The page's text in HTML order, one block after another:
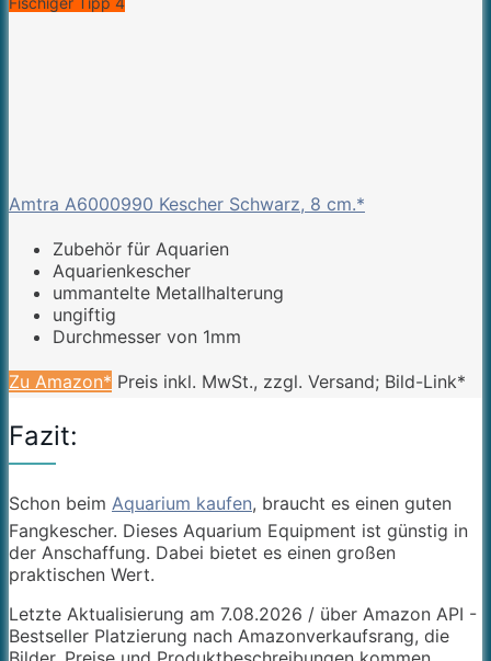
Amtra A6000990 Kescher Schwarz, 8 cm.*
Zubehör für Aquarien
Aquarienkescher
ummantelte Metallhalterung
ungiftig
Durchmesser von 1mm
Zu Amazon* Preis inkl. MwSt., zzgl. Versand; Bild-Link*
Fazit:
Schon beim Aquarium kaufen, braucht es einen guten
Fangkescher. Dieses Aquarium Equipment ist günstig in
der Anschaffung. Dabei bietet es einen großen
praktischen Wert.
Letzte Aktualisierung am 7.08.2026 / über Amazon API -
Bestseller Platzierung nach Amazonverkaufsrang, die